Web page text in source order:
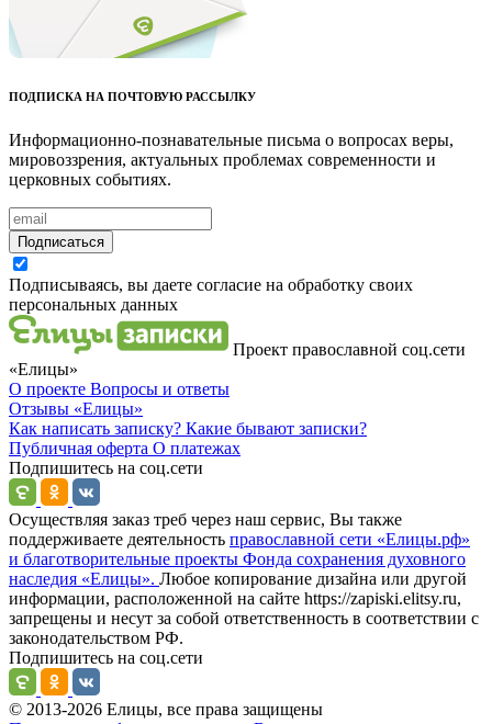
ПОДПИСКА НА ПОЧТОВУЮ РАССЫЛКУ
Информационно-познавательные письма о вопросах веры,
мировоззрения, актуальных проблемах современности и
церковных событиях.
Подписаться
Подписываясь, вы даете согласие на обработку своих
персональных данных
Проект православной соц.сети
«Елицы»
О проекте Вопросы и ответы
Отзывы «Елицы»
Как написать записку? Какие бывают записки?
Публичная оферта О платежах
Подпишитесь на соц.сети
Осуществляя заказ треб через наш сервис, Вы также
поддерживаете деятельность православной сети «Елицы.рф»
и благотворительные проекты Фонда сохранения духовного
наследия «Елицы». Любое копирование дизайна или другой
информации, расположенной на сайте https://zapiski.elitsy.ru,
запрещены и несут за собой ответственность в соответствии с
законодательством РФ.
Подпишитесь на соц.сети
© 2013-2026 Елицы, все права защищены